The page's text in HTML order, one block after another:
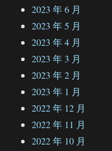
2023 年 6 月
2023 年 5 月
2023 年 4 月
2023 年 3 月
2023 年 2 月
2023 年 1 月
2022 年 12 月
2022 年 11 月
2022 年 10 月